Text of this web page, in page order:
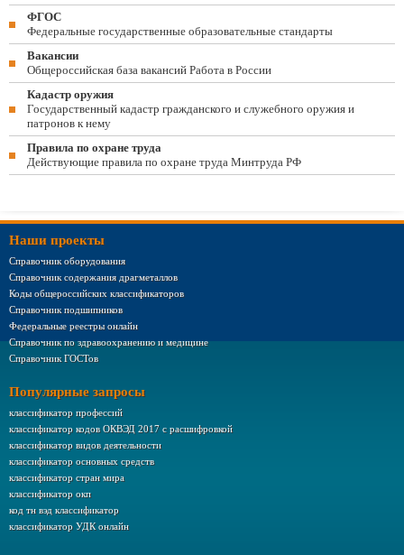
ФГОС
Федеральные государственные образовательные стандарты
Вакансии
Общероссийская база вакансий Работа в России
Кадастр оружия
Государственный кадастр гражданского и служебного оружия и
патронов к нему
Правила по охране труда
Действующие правила по охране труда Минтруда РФ
Наши проекты
Справочник оборудования
Справочник содержания драгметаллов
Коды общероссийских классификаторов
Справочник подшипников
Федеральные реестры онлайн
Справочник по здравоохранению и медицине
Справочник ГОСТов
Популярные запросы
классификатор профессий
классификатор кодов ОКВЭД 2017 с расшифровкой
классификатор видов деятельности
классификатор основных средств
классификатор стран мира
классификатор окп
код тн вэд классификатор
классификатор УДК онлайн